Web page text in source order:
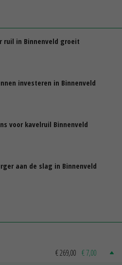
ruil in Binnenveld groeit
investeren in Binnenveld
voor kavelruil Binnenveld
aan de slag in Binnenveld
€ 269,00 € 7,00